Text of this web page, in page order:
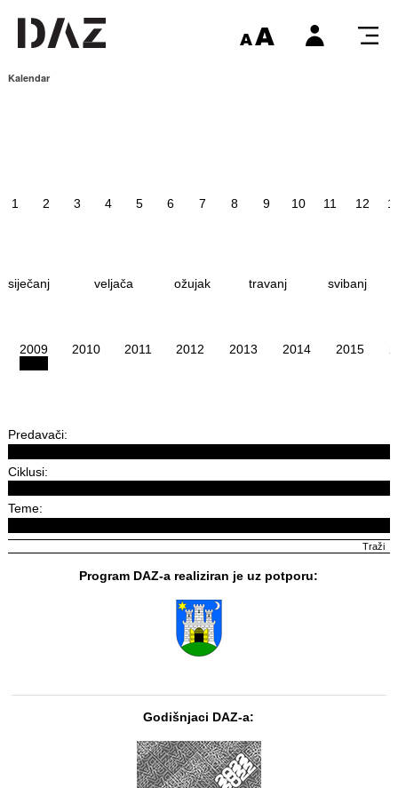
Kalendar
1 2 3 4 5 6 7 8 9 10 11 12
siječanj veljača ožujak travanj svibanj
2009 2010 2011 2012 2013 2014 2015
Predavači:
Ciklusi:
Teme:
Program DAZ-a realiziran je uz potporu:
Godišnjaci DAZ-a: